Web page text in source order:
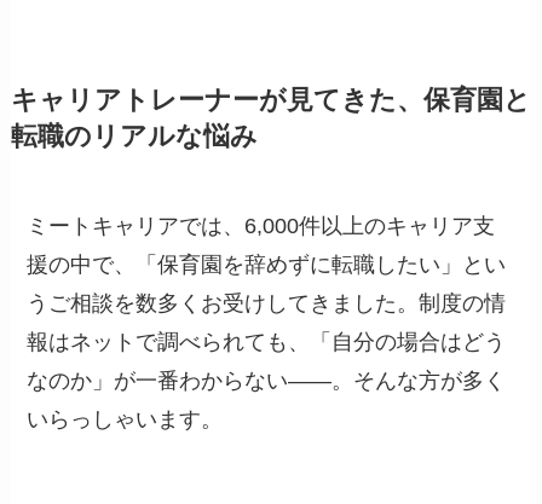
キャリアトレーナーが見てきた、保育園と
転職のリアルな悩み
ミートキャリアでは、6,000件以上のキャリア支
援の中で、「保育園を辞めずに転職したい」とい
うご相談を数多くお受けしてきました。制度の情
報はネットで調べられても、「自分の場合はどう
なのか」が一番わからない——。そんな方が多く
いらっしゃいます。